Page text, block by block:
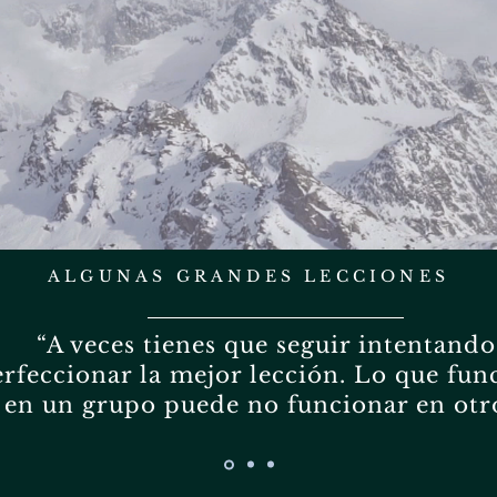
ALGUNAS GRANDES LECCIONES
“A veces tienes que seguir intentando
la mejor lección. Lo que
en un grupo puede no funcionar en